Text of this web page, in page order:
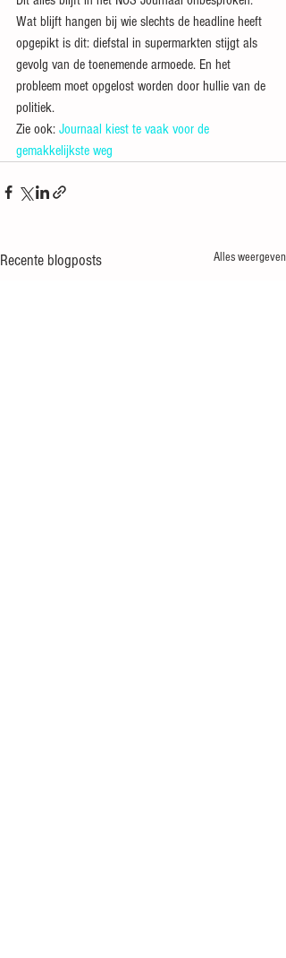
Wat blijft hangen bij wie slechts de headline heeft
opgepikt is dit: diefstal in supermarkten stijgt als
gevolg van de toenemende armoede. En het
probleem moet opgelost worden door hullie van de
politiek.
Zie ook: Journaal kiest te vaak voor de
gemakkelijkste weg
Recente blogposts Alles weergeven